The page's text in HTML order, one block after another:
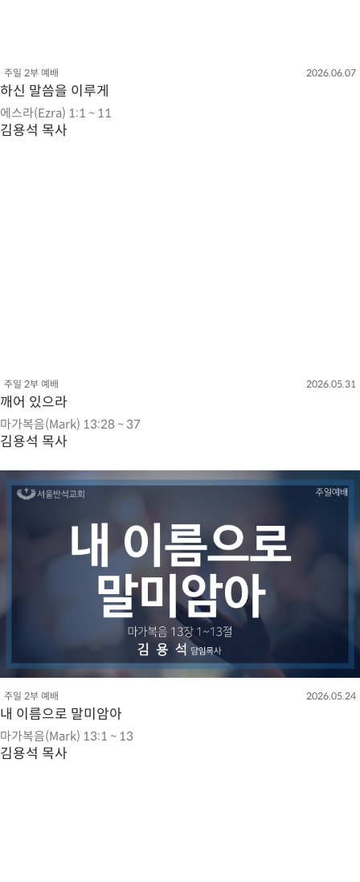
주일 2부 예배 2026.06.07
하신 말씀을 이루게
에스라(Ezra) 1:1 ~ 11
김용석 목사
주일 2부 예배 2026.05.31
깨어 있으라
마가복음(Mark) 13:28 ~ 37
김용석 목사
주일 2부 예배 2026.05.24
내 이름으로 말미암아
마가복음(Mark) 13:1 ~ 13
김용석 목사